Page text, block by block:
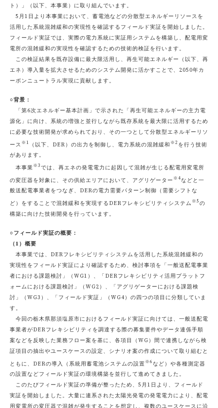
ト）」（以下、本事業）に取り組んでいます。
5月1日より本事業において、蓄電池などの分散型エネルギーリソースを
活用した系統混雑緩和の実現性を確認するフィールド実証を開始しました。
フィールド実証では、実際の電力系統に実証用システムを構築し、配電用変
電所の混雑緩和の実現性を確認するための技術的検証を行います。
この検証結果を既存設備に最大限活用し、再生可能エネルギー（以下、再
エネ）導入量を拡大させるためのシステム開発に活かすことで、2050年カ
ーボンニュートラル実現に貢献します。
○背景：
「第6次エネルギー基本計画」で示された「再生可能エネルギーの主力電
源化」に向け、系統の増強と並行しながら既存系統を最大限に活用するため
に必要な技術開発が求められており、その一つとして分散型エネルギーリソ
ース ※1 （以下、DER）の出力を制御し、電力系統の混雑緩和 ※2を行う技術
があります。
本事業※3では、再エネの発電電力に起因して混雑が生じる配電用変電所
の変圧器を対象に、その供給エリアにおいて、アグリゲーター ※4などと一
般送配電事業者をつなぎ、DERの電力需要パターン制御（需要シフトな
ど）をすることで混雑緩和を実現するDERフレキシビリティシステム ※5の
構築に向けた技術開発を行っています。
○フィールド実証の概要：
（1）概要
本事業では、DERフレキシビリティシステムを活用した系統混雑緩和の
実現性をフィールド実証により確認するため、検討事項を「一般送配電事業
者における課題検討」（WG1）、「DERフレキシビリティ活用プラットフ
ォームにおける課題検討」（WG2）、「アグリゲーターにおける課題検
討」（WG3）、「フィールド実証」（WG4）の四つの項目に分類していま
す。
今回の栃木県那須塩原市におけるフィールド実証に向けては、一般送配電
事業者がDERフレキシビリティを調達する際の募集要件やデータ連係手順
案などを反映した業務フロー案を基に、各項目（WG）間で連携しながら検
証項目の抽出やユースケースの設定、シナリオ案の作成について取り組むと
ともに、DERの導入（系統用蓄電池システムの設置※6など）や各種測定器
の設置などフィールド実証の環境構築を並行して進めてきました。
このたびフィールド実証の準備が整ったため、5月1日より、フィールド
実証を開始しました。大量に連系された太陽光発電の発電電力により、配電